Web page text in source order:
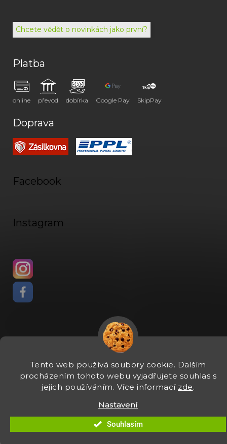
Tento web používá soubory cookie. Dalším
procházením tohoto webu vyjadřujete souhlas s
jejich používáním. Více informací zde.
Nastavení
Souhlasím
072
Chcete vědět o novinkách jako první?
Platba
online převod dobírka Google Pay SkipPay
Doprava
Facebook
Instagram
Vytvořil Shoptet
Copyright 2026Fadee. Všechna práva vyhrazena. Upravit
nastavení cookies